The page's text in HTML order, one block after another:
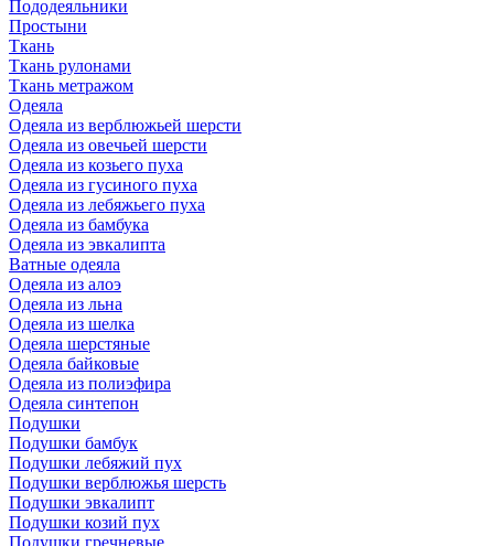
Пододеяльники
Простыни
Ткань
Ткань рулонами
Ткань метражом
Одеяла
Одеяла из верблюжьей шерсти
Одеяла из овечьей шерсти
Одеяла из козьего пуха
Одеяла из гусиного пуха
Одеяла из лебяжьего пуха
Одеяла из бамбука
Одеяла из эвкалипта
Ватные одеяла
Одеяла из алоэ
Одеяла из льна
Одеяла из шелка
Одеяла шерстяные
Одеяла байковые
Одеяла из полиэфира
Одеяла синтепон
Подушки
Подушки бамбук
Подушки лебяжий пух
Подушки верблюжья шерсть
Подушки эвкалипт
Подушки козий пух
Подушки гречневые